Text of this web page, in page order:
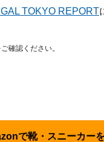
TOKYO REPORT
確認ください。
で靴・スニーカー